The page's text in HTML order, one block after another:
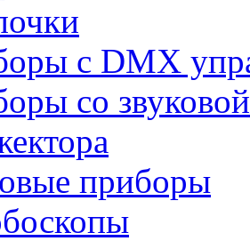
с DMX
со
приборы